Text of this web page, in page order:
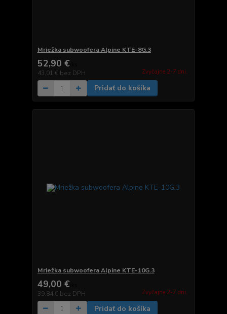
Mriežka subwoofera Alpine KTE-8G.3
52,90 €
43,01 € bez DPH Zvyčajne 2-7 dni.
Pridať do košíka
Mriežka subwoofera Alpine KTE-10G.3
49,00 €
39,84 € bez DPH Zvyčajne 2-7 dni.
Pridať do košíka